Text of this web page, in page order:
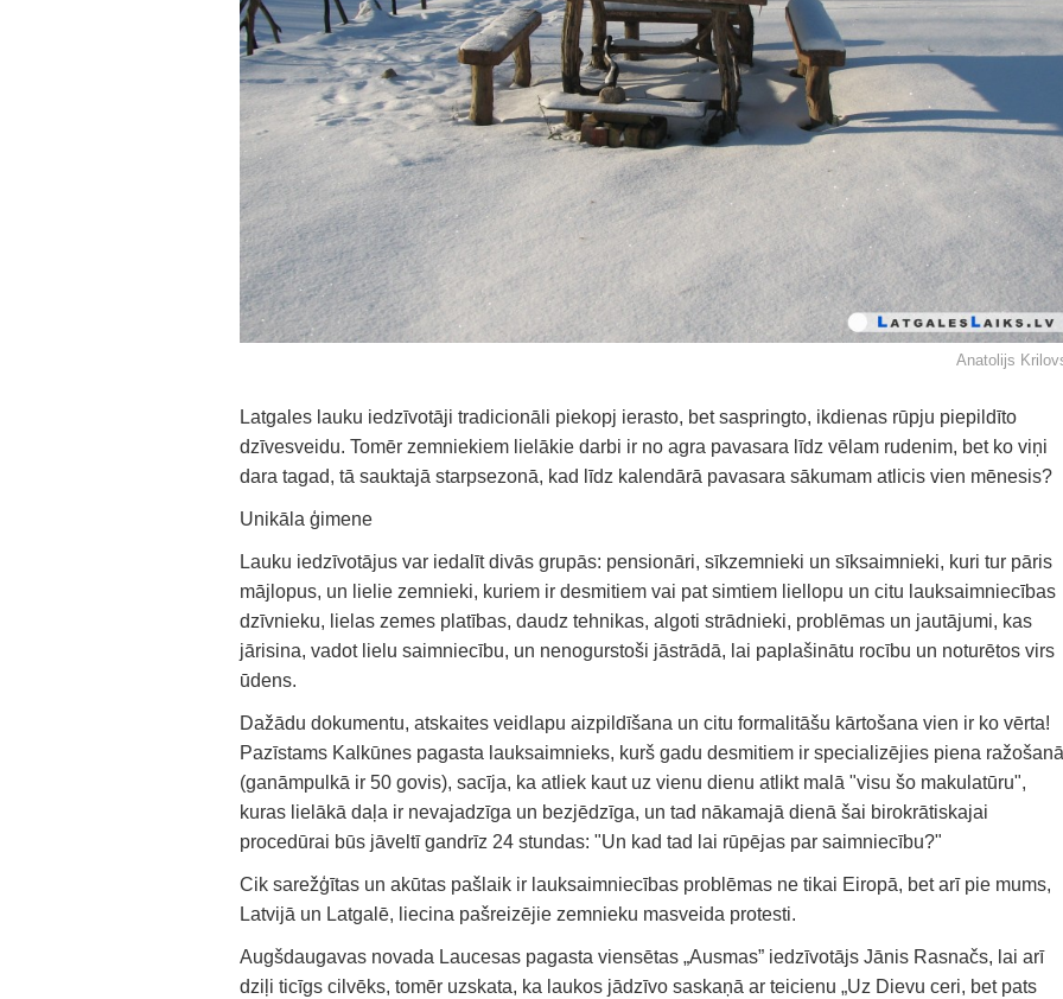
Anatolijs
Latgales lauku iedzīvotāji tradicionāli piekopj ierasto, bet saspringto, ikdienas rūpju piepildīto
dzīvesveidu. Tomēr zemniekiem lielākie darbi ir no agra pavasara līdz vēlam rudenim, bet ko viņi
dara tagad, tā sauktajā starpsezonā, kad līdz kalendārā pavasara sākumam atlicis vien mēnesis?
Unikāla ģimene
Lauku iedzīvotājus var iedalīt divās grupās: pensionāri, sīkzemnieki un sīksaimnieki, kuri tur pāris
mājlopus, un lielie zemnieki, kuriem ir desmitiem vai pat simtiem liellopu un citu lauksaimniecības
dzīvnieku, lielas zemes platības, daudz tehnikas, algoti strādnieki, problēmas un jautājumi, kas
jārisina, vadot lielu saimniecību, un nenogurstoši jāstrādā, lai paplašinātu rocību un noturētos virs
ūdens.
Dažādu dokumentu, atskaites veidlapu aizpildīšana un citu formalitāšu kārtošana vien ir ko vērta!
Pazīstams Kalkūnes pagasta lauksaimnieks, kurš gadu desmitiem ir specializējies piena ražošanā
(ganāmpulkā ir 50 govis), sacīja, ka atliek kaut uz vienu dienu atlikt malā "visu šo makulatūru",
kuras lielākā daļa ir nevajadzīga un bezjēdzīga, un tad nākamajā dienā šai birokrātiskajai
procedūrai būs jāveltī gandrīz 24 stundas: "Un kad tad lai rūpējas par saimniecību?"
Cik sarežģītas un akūtas pašlaik ir lauksaimniecības problēmas ne tikai Eiropā, bet arī pie mums,
Latvijā un Latgalē, liecina pašreizējie zemnieku masveida protesti.
Augšdaugavas novada Laucesas pagasta viensētas „Ausmas” iedzīvotājs Jānis Rasnačs, lai arī
dziļi ticīgs cilvēks, tomēr uzskata, ka laukos jādzīvo saskaņā ar teicienu „Uz Dievu ceri, bet pats